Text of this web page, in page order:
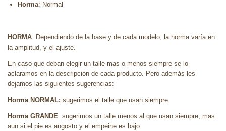
Horma: Normal
HORMA: Dependiendo de la base y de cada modelo, la horma varía en
la amplitud, y el ajuste.
En caso que deban elegir un talle mas o menos siempre se lo
aclaramos en la descripción de cada producto. Pero además les
dejamos las siguientes sugerencias:
Horma NORMAL: sugerimos el talle que usan siempre.
Horma GRANDE: sugerimos un talle menos al que usan siempre, mas
aun si el pie es angosto y el empeine es bajo.